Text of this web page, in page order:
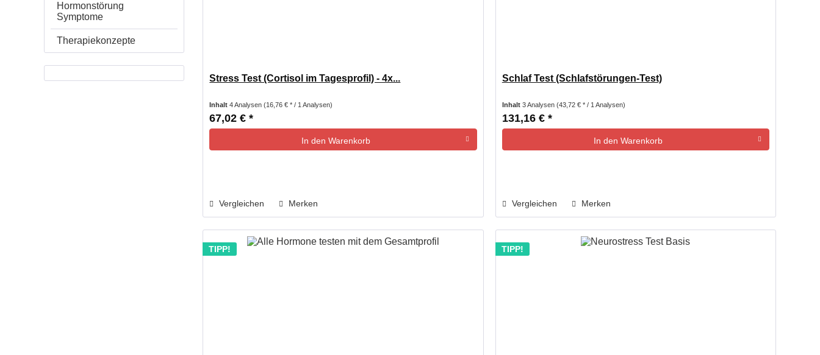
Hormonstörung
Symptome
Therapiekonzepte
Stress Test (Cortisol im Tagesprofil) - 4x...
Inhalt4 Analysen(16,76 € * / 1 Analysen)
67,02 € *
In den Warenkorb
Vergleichen Merken
Schlaf Test (Schlafstörungen-Test)
Inhalt 3 Analysen (43,72 € * / 1 Analysen)
131,16 € *
In den Warenkorb
Vergleichen Merken
TIPP! TIPP!